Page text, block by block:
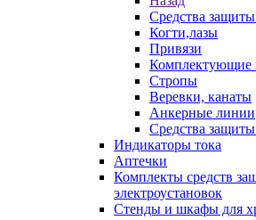
Средства
Когти,лазы
Привязи
Комплектующие
Стропы
Веревки, канаты
Анкерные линии
Средства
Индикаторы тока
Аптечки
Комплекты средств
электроустановок
Стенды и шкафы для